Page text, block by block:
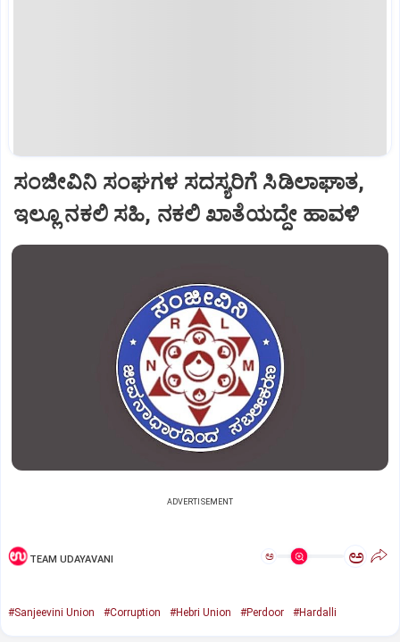
ಸಂಜೀವಿನಿ ಸಂಘಗಳ ಸದಸ್ಯರಿಗೆ ಸಿಡಿಲಾಘಾತ,
ಇಲ್ಲೂ ನಕಲಿ ಸಹಿ, ನಕಲಿ ಖಾತೆಯದ್ದೇ ಹಾವಳಿ
ADVERTISEMENT
TEAM UDAYAVANI ಅ ಅ
#Sanjeevini Union #Corruption #Hebri Union #Perdoor #Hardalli